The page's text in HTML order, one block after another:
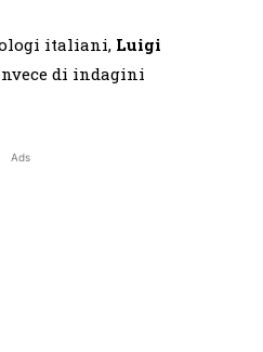
italiani, Luigi
di indagini
Ads